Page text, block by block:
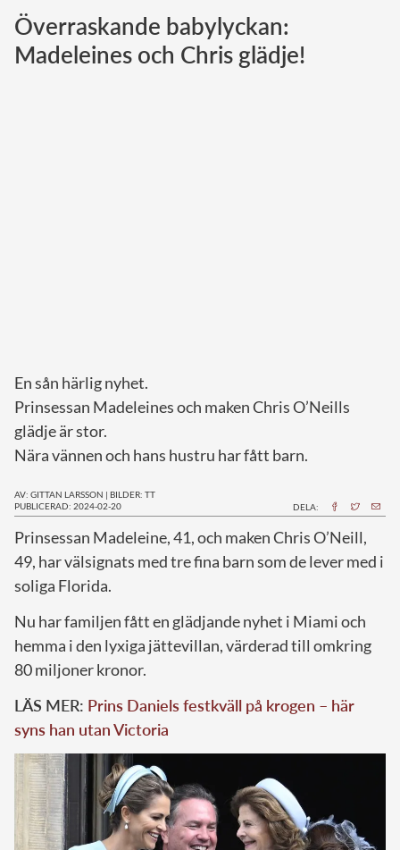
Norska kungahuset
Danska kungahuset
Överraskande babylyckan:
Madeleines och Chris glädje!
En sån härlig nyhet.
Prinsessan Madeleines och maken Chris O’Neills
glädje är stor.
Nära vännen och hans hustru har fått barn.
AV: GITTAN LARSSON | BILDER: TT
PUBLICERAD: 2024-02-20
DELA:
Prinsessan Madeleine, 41, och maken Chris O’Neill,
49, har välsignats med tre fina barn som de lever med i
soliga Florida.
Nu har familjen fått en glädjande nyhet i Miami och
hemma i den lyxiga jättevillan, värderad till omkring
80 miljoner kronor.
LÄS MER: Prins Daniels festkväll på krogen – här
syns han utan Victoria